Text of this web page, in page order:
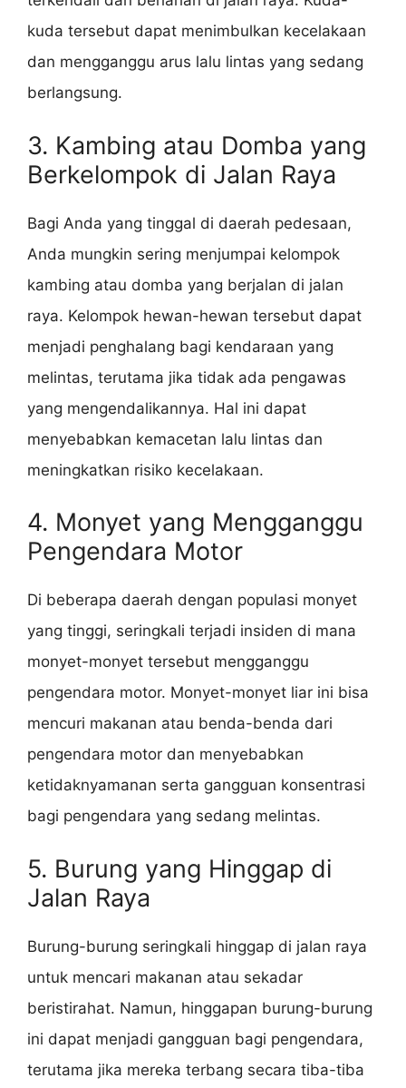
kuda tersebut dapat menimbulkan kecelakaan
dan mengganggu arus lalu lintas yang sedang
berlangsung.
3. Kambing atau Domba yang
Berkelompok di Jalan Raya
Bagi Anda yang tinggal di daerah pedesaan,
Anda mungkin sering menjumpai kelompok
kambing atau domba yang berjalan di jalan
raya. Kelompok hewan-hewan tersebut dapat
menjadi penghalang bagi kendaraan yang
melintas, terutama jika tidak ada pengawas
yang mengendalikannya. Hal ini dapat
menyebabkan kemacetan lalu lintas dan
meningkatkan risiko kecelakaan.
4. Monyet yang Mengganggu
Pengendara Motor
Di beberapa daerah dengan populasi monyet
yang tinggi, seringkali terjadi insiden di mana
monyet-monyet tersebut mengganggu
pengendara motor. Monyet-monyet liar ini bisa
mencuri makanan atau benda-benda dari
pengendara motor dan menyebabkan
ketidaknyamanan serta gangguan konsentrasi
bagi pengendara yang sedang melintas.
5. Burung yang Hinggap di
Jalan Raya
Burung-burung seringkali hinggap di jalan raya
untuk mencari makanan atau sekadar
beristirahat. Namun, hinggapan burung-burung
ini dapat menjadi gangguan bagi pengendara,
terutama jika mereka terbang secara tiba-tiba